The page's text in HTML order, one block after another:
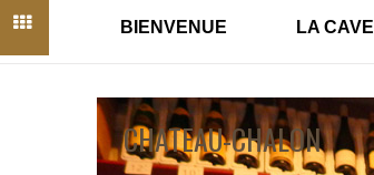
BIENVENUE LA CAVE
CHATEAU-CHALON